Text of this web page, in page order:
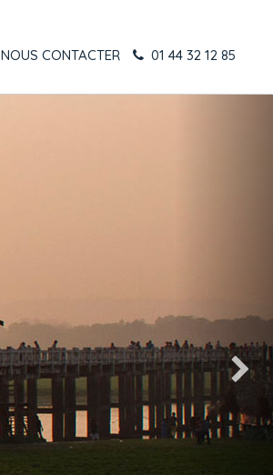
NOUS CONTACTER
01 44 32 12 85
Suivant